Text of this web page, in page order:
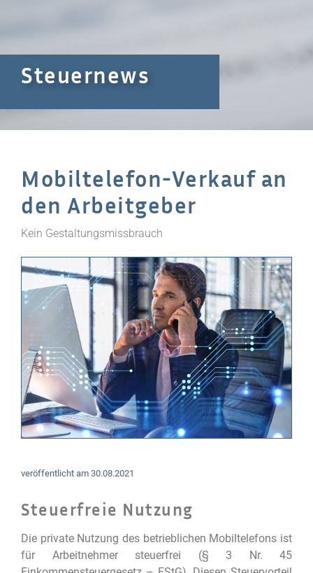
Steuernews
Mobiltelefon-Verkauf an
den Arbeitgeber
Kein Gestaltungsmissbrauch
veröffentlicht am 30.08.2021
Steuerfreie Nutzung
Die private Nutzung des betrieblichen Mobiltelefons ist
für Arbeitnehmer steuerfrei (§ 3 Nr. 45